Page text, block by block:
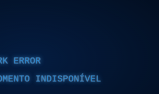
ERROR
INDISPONÍVEL